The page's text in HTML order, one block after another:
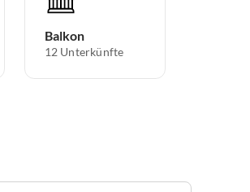
Balkon
12 Unterkünfte